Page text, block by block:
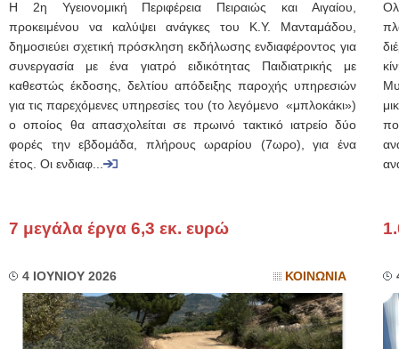
Η 2η Υγειονομική Περιφέρεια Πειραιώς και Αιγαίου,
προκειμένου να καλύψει ανάγκες του Κ.Υ. Μανταμάδου,
δημοσιεύει σχετική πρόσκληση εκδήλωσης ενδιαφέροντος για
συνεργασία με ένα γιατρό ειδικότητας Παιδιατρικής με
καθεστώς έκδοσης, δελτίου απόδειξης παροχής υπηρεσιών
για τις παρεχόμενες υπηρεσίες του (το λεγόμενο «μπλοκάκι»)
ο οποίος θα απασχολείται σε πρωινό τακτικό ιατρείο δύο
φορές την εβδομάδα, πλήρους ωραρίου (7ωρο), για ένα
έτος. Οι ενδιαφ...
7 μεγάλα έργα 6,3 εκ. ευρώ
4 ΙΟΥΝΙΟΥ 2026 ΚΟΙΝΩΝΙΑ